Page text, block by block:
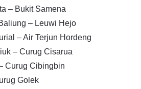
– Bukit Samena
– Leuwi Hejo
– Air Terjun Hordeng
– Curug Cisarua
Curug Cibingbin
Golek